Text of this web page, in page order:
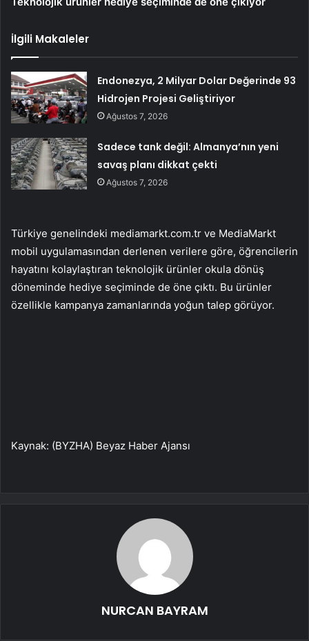
İlgili Makaleler
Endonezya, 2 Milyar Dolar Değerinde 93
Hidrojen Projesi Geliştiriyor
Ağustos 7, 2026
Sadece tank değil: Almanya’nın yeni
savaş planı dikkat çekti
Ağustos 7, 2026
Türkiye genelindeki mediamarkt.com.tr ve MediaMarkt
mobil uygulamasından derlenen verilere göre, öğrencilerin
hayatını kolaylaştıran teknolojik ürünler okula dönüş
döneminde hediye seçiminde de öne çıktı. Bu ürünler
özellikle kampanya zamanlarında yoğun talep görüyor.
Kaynak: (BYZHA) Beyaz Haber Ajansı
NURCAN BAYRAM